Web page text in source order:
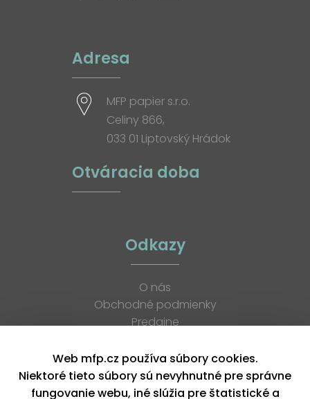
Adresa
MFP papier s.r.o.
Celiny 866,
033 01 Liptovský Hrádok
Otváracia doba
Odkazy
O nás
Obchodné podmienky
Predajne
K stiahnutiu
Blog
Kontakt
Web mfp.cz používa súbory cookies.
Niektoré tieto súbory sú nevyhnutné pre správne
fungovanie webu, iné slúžia pre štatistické a